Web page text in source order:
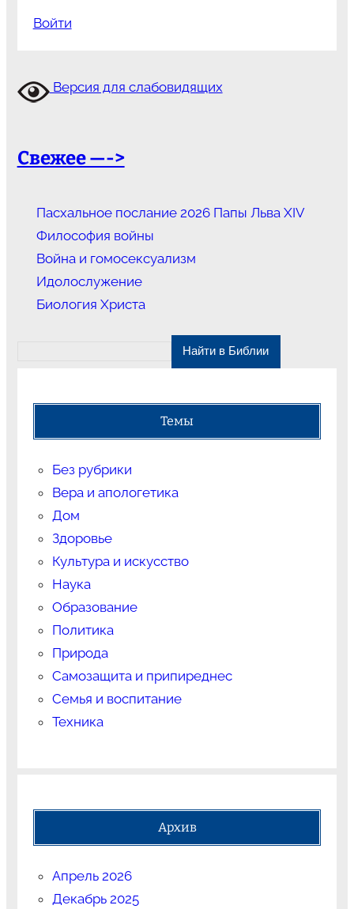
Войти
Версия для слабовидящих
Свежее —->
Пасхальное послание 2026 Папы Льва XIV
Философия войны
Война и гомосексуализм
Идолослужение
Биология Христа
Темы
Без рубрики
Вера и апологетика
Дом
Здоровье
Культура и искусство
Наука
Образование
Политика
Природа
Самозащита и припиреднес
Семья и воспитание
Техника
Архив
Апрель 2026
Декабрь 2025